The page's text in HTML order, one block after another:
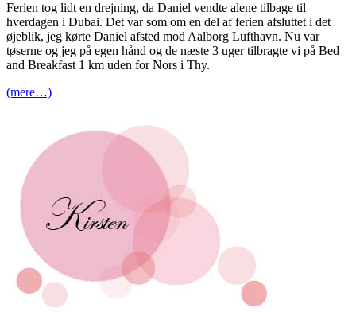
Ferien tog lidt en drejning, da Daniel vendte alene tilbage til
hverdagen i Dubai. Det var som om en del af ferien afsluttet i det
øjeblik, jeg kørte Daniel afsted mod Aalborg Lufthavn. Nu var
tøserne og jeg på egen hånd og de næste 3 uger tilbragte vi på Bed
and Breakfast 1 km uden for Nors i Thy.
(mere…)